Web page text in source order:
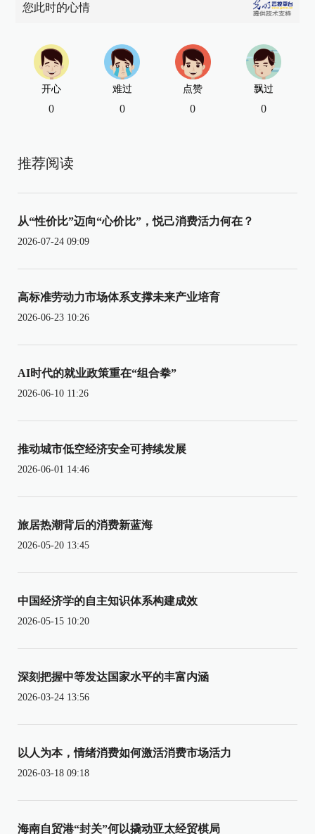
您此时的心情
开心
0
难过
0
点赞
0
飘过
0
推荐阅读
从“性价比”迈向“心价比”，悦己消费活力何在？
2026-07-24 09:09
高标准劳动力市场体系支撑未来产业培育
2026-06-23 10:26
AI时代的就业政策重在“组合拳”
2026-06-10 11:26
推动城市低空经济安全可持续发展
2026-06-01 14:46
旅居热潮背后的消费新蓝海
2026-05-20 13:45
中国经济学的自主知识体系构建成效
2026-05-15 10:20
深刻把握中等发达国家水平的丰富内涵
2026-03-24 13:56
以人为本，情绪消费如何激活消费市场活力
2026-03-18 09:18
海南自贸港“封关”何以撬动亚太经贸棋局